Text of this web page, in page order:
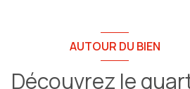
AUTOUR DU BIEN
Découvrez le